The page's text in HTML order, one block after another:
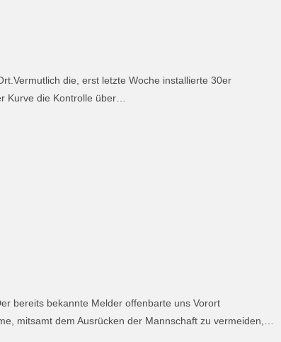
die, erst letzte Woche installierte 30er
Kurve die Kontrolle über…
bereits bekannte Melder offenbarte uns Vorort
mitsamt dem Ausrücken der Mannschaft zu vermeiden,…